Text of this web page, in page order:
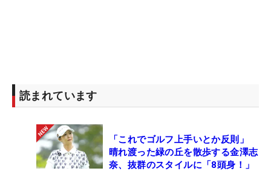
読まれています
「これでゴルフ上手いとか反則」
晴れ渡った緑の丘を散歩する金澤志
奈、抜群のスタイルに「8頭身！」